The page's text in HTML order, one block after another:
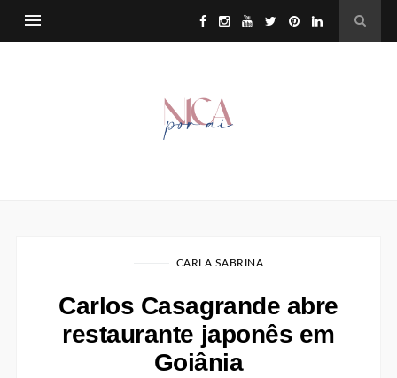
CARLA SABRINA
Carlos Casagrande abre
restaurante japonês em
Goiânia